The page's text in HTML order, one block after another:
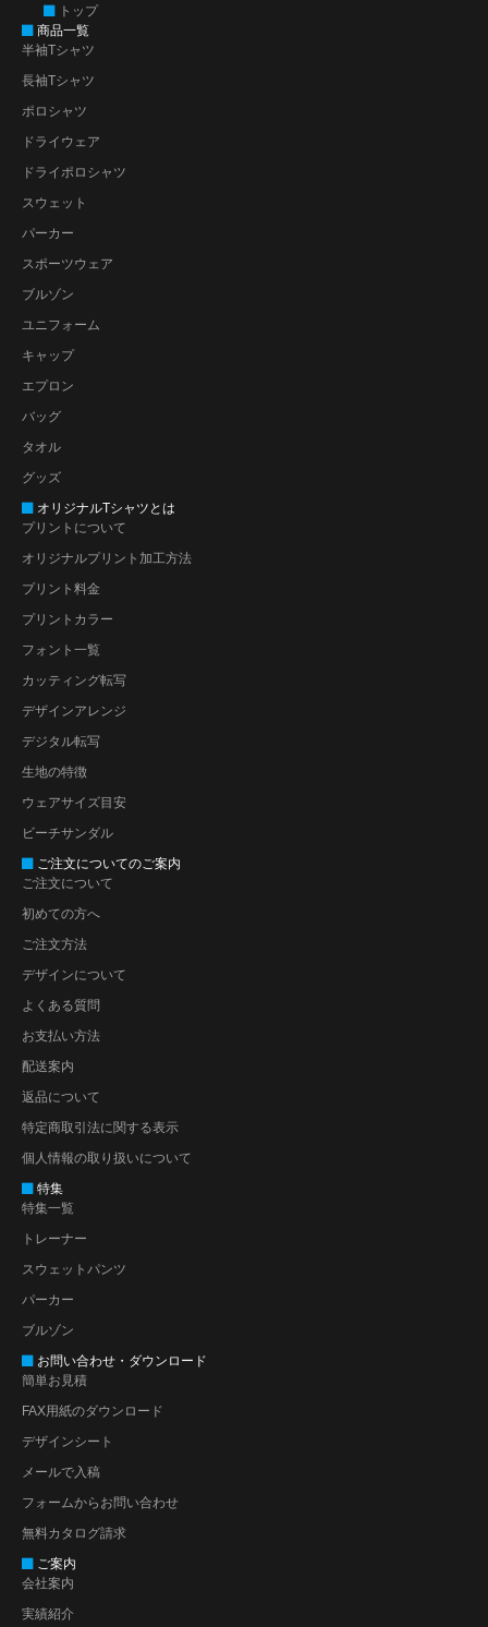
トップ
商品一覧
半袖Tシャツ
長袖Tシャツ
ポロシャツ
ドライウェア
ドライポロシャツ
スウェット
パーカー
スポーツウェア
ブルゾン
ユニフォーム
キャップ
エプロン
バッグ
タオル
グッズ
オリジナルTシャツとは
プリントについて
オリジナルプリント加工方法
プリント料金
プリントカラー
フォント一覧
カッティング転写
デザインアレンジ
デジタル転写
生地の特徴
ウェアサイズ目安
ビーチサンダル
ご注文についてのご案内
ご注文について
初めての方へ
ご注文方法
デザインについて
よくある質問
お支払い方法
配送案内
返品について
特定商取引法に関する表示
個人情報の取り扱いについて
特集
特集一覧
トレーナー
スウェットパンツ
パーカー
ブルゾン
お問い合わせ・ダウンロード
簡単お見積
FAX用紙のダウンロード
デザインシート
メールで入稿
フォームからお問い合わせ
無料カタログ請求
ご案内
会社案内
実績紹介